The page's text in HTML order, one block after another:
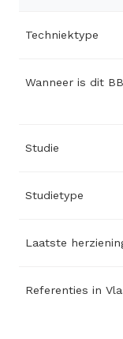
Techniektype
Wanneer is dit
Studie
Studietype
Laatste
Referenties in